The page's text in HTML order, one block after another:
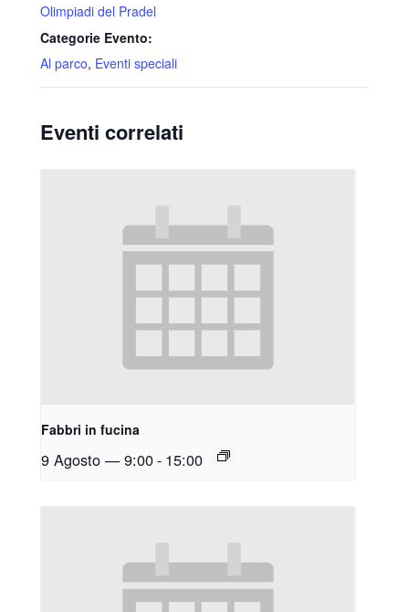
Olimpiadi del Pradel
Categorie Evento:
Al parco, Eventi speciali
Eventi correlati
Fabbri in fucina
9 Agosto — 9:00- 15:00